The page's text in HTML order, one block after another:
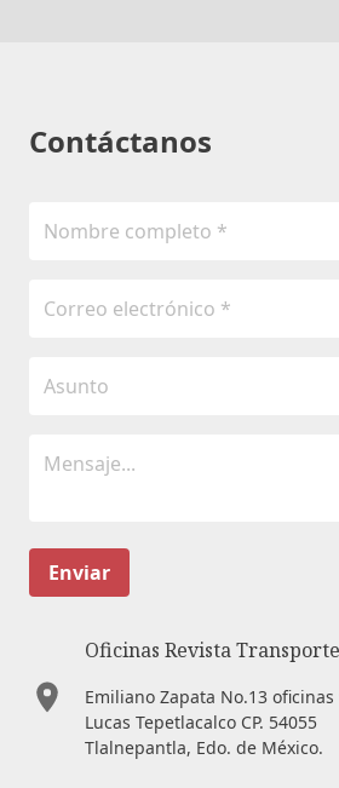
Contáctanos
Enviar
Oficinas Revista
Emiliano Zapata No.13
Lucas Tepetlacalco CP. 54055
Tlalnepantla, Edo. de México.